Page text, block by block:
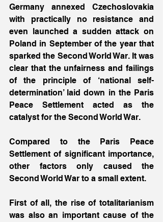
Germany annexed Czechoslovakia
with practically no resistance and
even launched a sudden attack on
Poland in September of the year that
sparked the Second World War. It was
clear that the unfairness and failings
of the principle of ‘national self-
determination’ laid down in the Paris
Peace Settlement acted as the
catalyst for the Second World War.
Compared to the Paris Peace
Settlement of significant importance,
other factors only caused the
Second World War to a small extent.
First of all, the rise of totalitarianism
was also an important cause of the